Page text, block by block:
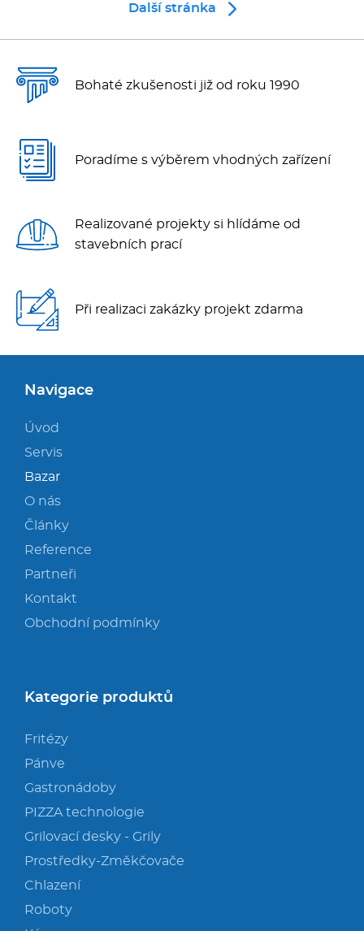
Další stránka
Bohaté zkušenosti již od roku 1990
Poradíme s výběrem vhodných zařízení
Realizované projekty si hlídáme od
stavebních prací
Při realizaci zakázky projekt zdarma
Navigace
Úvod
Servis
Bazar
O nás
Články
Reference
Partneři
Kontakt
Obchodní podmínky
Kategorie produktů
Fritézy
Pánve
Gastronádoby
PIZZA technologie
Grilovací desky - Grily
Prostředky-Změkčovače
Chlazení
Roboty